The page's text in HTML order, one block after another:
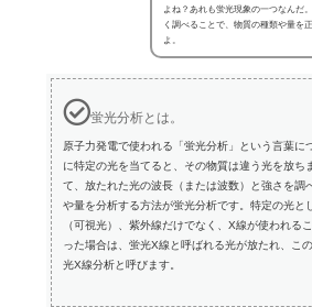
よね？あれも蛍光現象の一つなんだ
く調べることで、物質の種類や量を
よ。
蛍光分析とは。
原子力発電で使われる「蛍光分析」という言葉に
に特定の光を当てると、その物質は違う光を放ち
て、放たれた光の波長（または波数）と強さを調
や量を分析する方法が蛍光分析です。特定の光と
（可視光）、紫外線だけでなく、X線が使われる
った場合は、蛍光X線と呼ばれる光が放たれ、こ
光X線分析と呼びます。